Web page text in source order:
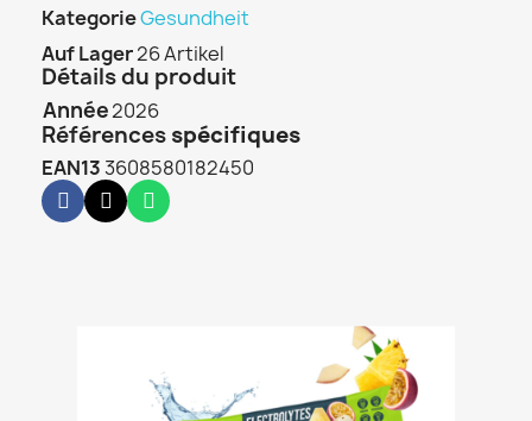
KategorieGesundheit
Auf Lager26 Artikel
Détails du produit
Année2026
Références spécifiques
EAN133608580182450